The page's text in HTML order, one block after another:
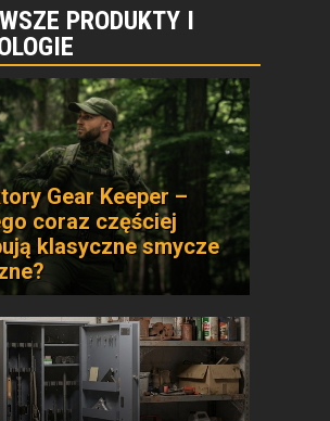
PRODUKTY I
Gear Keeper –
coraz częściej
klasyczne smycze